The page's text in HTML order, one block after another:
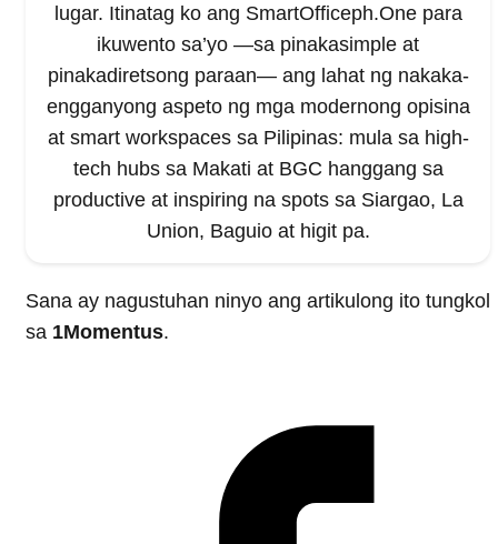
lugar. Itinatag ko ang SmartOfficeph.One para
ikuwento sa’yo —sa pinakasimple at
pinakadiretsong paraan— ang lahat ng nakaka-
engganyong aspeto ng mga modernong opisina
at smart workspaces sa Pilipinas: mula sa high-
tech hubs sa Makati at BGC hanggang sa
productive at inspiring na spots sa Siargao, La
Union, Baguio at higit pa.
Sana ay nagustuhan ninyo ang artikulong ito tungkol
sa 1Momentus.